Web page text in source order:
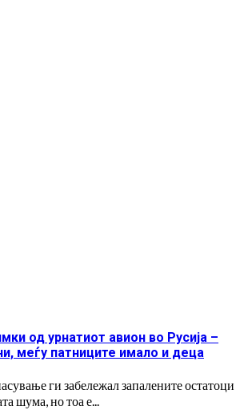
од урнатиот авион во Русија –
меѓу патниците имало и деца
ги забележал запалените остатоци
шума, но тоа е...